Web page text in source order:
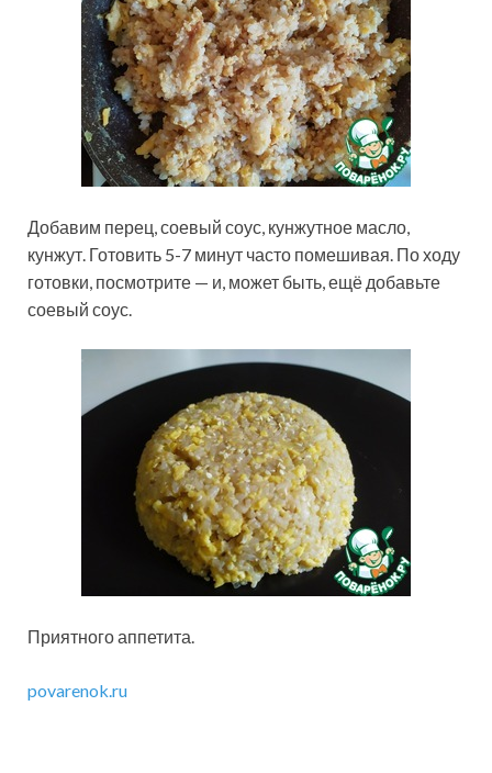
Добавим перец, соевый соус, кунжутное масло,
кунжут. Готовить 5-7 минут часто помешивая. По ходу
готовки, посмотрите — и, может быть, ещё добавьте
соевый соус.
Приятного аппетита.
povarenok.ru